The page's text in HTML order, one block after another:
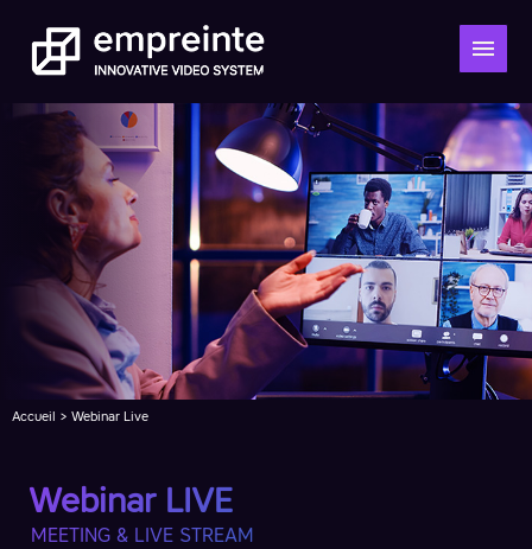
Accueil > Webinar Live
Webinar LIVE
MEETING & LIVE STREAM